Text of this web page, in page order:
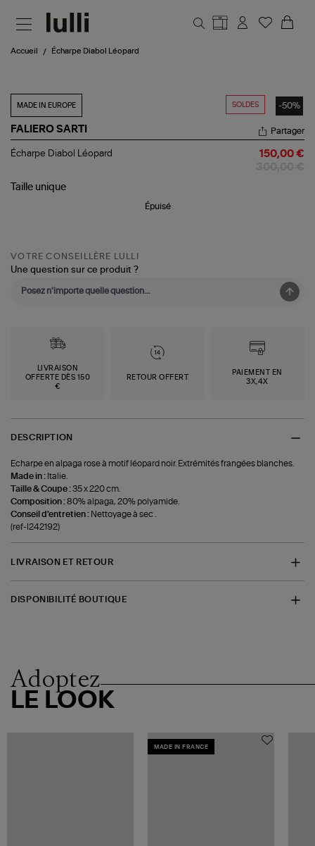
Accueil Écharpe Diabol Léopard
SOLDES -50%
MADE IN EUROPE
FALIERO SARTI
Écharpe
Partager
Écharpe Diabol Léopard 150,00 €
Taille unique
Épuisé
VOTRE CONSEILLÈRE LULLI
Une question sur ce produit ?
LIVRAISON
OFFERTE DÈS 150
€
RETOUR OFFERT
PAIEMENT EN
3X,4X
DESCRIPTION
Echarpe en alpaga rose à motif léopard noir. Extrémités frangées blanches.
Made in : Italie.
Taille & Coupe :35 x 220 cm.
Composition :80% alpaga, 20% polyamide.
Conseil d'entretien : Nettoyage à sec .
(ref-I242192)
LIVRAISON ET RETOUR
DISPONIBILITÉ BOUTIQUE
Adoptez
LE LOOK
MADE IN FRANCE